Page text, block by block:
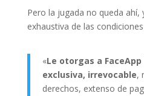
Pero la jugada no queda ahí,
exhaustiva de las
«Le otorgas a
exclusiva, irrevocable,
derechos, extenso de